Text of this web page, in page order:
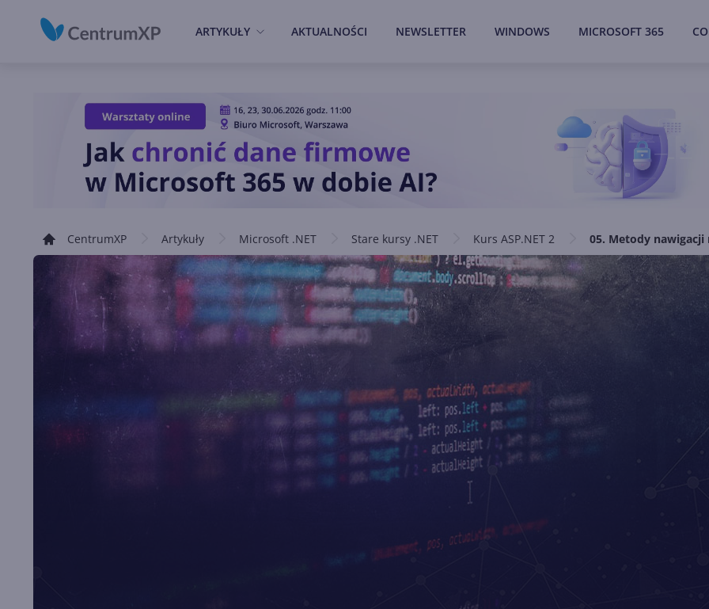
ARTYKUŁY AKTUALNOŚCI NEWSLETTER WINDOWS MICROSOFT 365
CentrumXP Artykuły Microsoft .NET Stare kursy .NET Kurs ASP.NET 2 05. Metody